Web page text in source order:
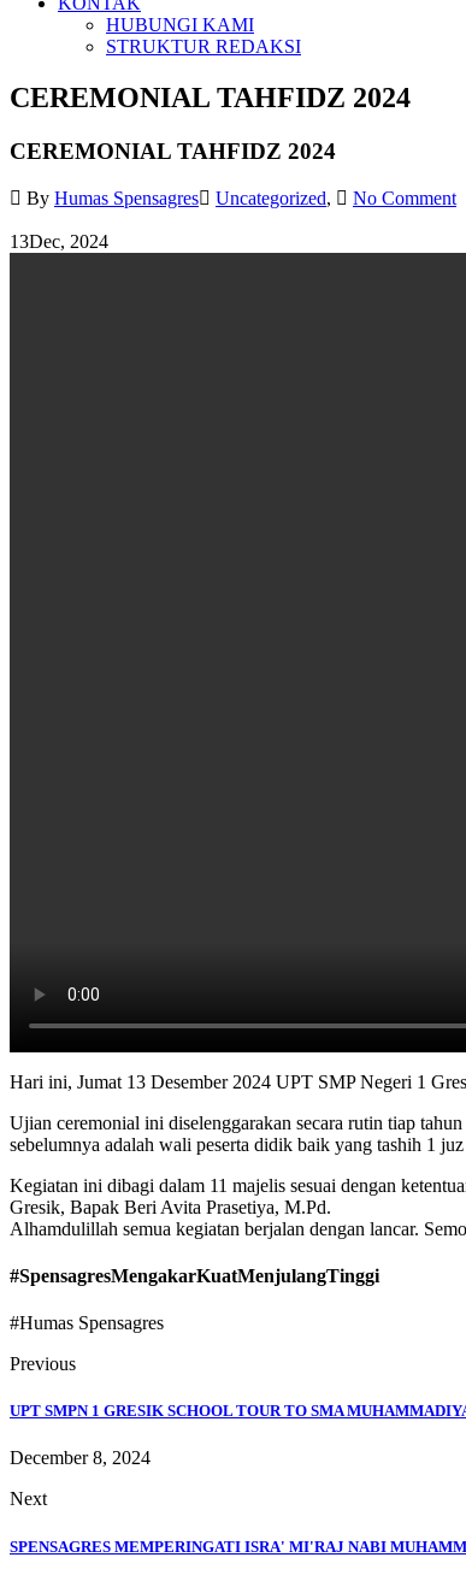
HUBUNGI KAMI
STRUKTUR REDAKSI
CEREMONIAL TAHFIDZ 2024
CEREMONIAL TAHFIDZ 2024
By Humas Spensagres Uncategorized, No Comment
13Dec, 2024
Hari ini, Jumat 13 Desember 2024 UPT SMP Negeri 1
Ujian ceremonial ini diselenggarakan secara rutin tiap
sebelumnya adalah wali peserta didik baik yang tashih 1
Kegiatan ini dibagi dalam 11 majelis sesuai dengan
Gresik, Bapak Beri Avita Prasetiya, M.Pd.
Alhamdulillah semua kegiatan berjalan dengan lancar.
#SpensagresMengakarKuatMenjulangTinggi
#Humas Spensagres
Previous
UPT SMPN 1 GRESIK SCHOOL TOUR TO SMA
December 8, 2024
Next
SPENSAGRES MEMPERINGATI ISRA' MI'RAJ NABI